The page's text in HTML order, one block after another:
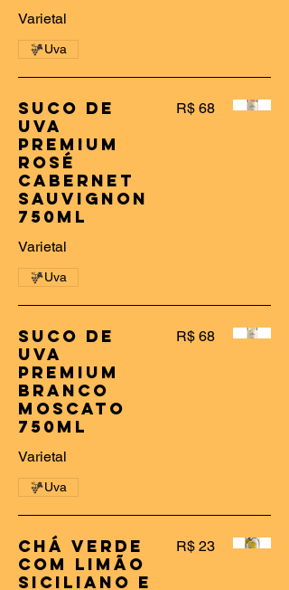
Varietal
Uva
Suco De
Uva
Premium
Rosé
Cabernet
Sauvignon
750ml
Varietal
R$ 68
Uva
Suco De
Uva
Premium
Branco
Moscato
750ml
Varietal
R$ 68
Uva
Chá Verde
Com Limão
Siciliano e
R$ 23